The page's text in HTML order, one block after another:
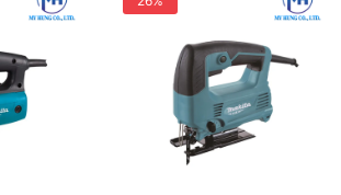
Cơ Mỹ Hưng
1A, Tân Biên, Biên Hòa, Đồng Nai
180 915
diencomyhung